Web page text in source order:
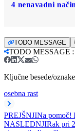
4 nenavadni
TODO MESSAGE
TODO MESSAGE :
Ključne besede/
osebna rast
PREJŠNJINa pomoč!
NASLEDNJIRak pri